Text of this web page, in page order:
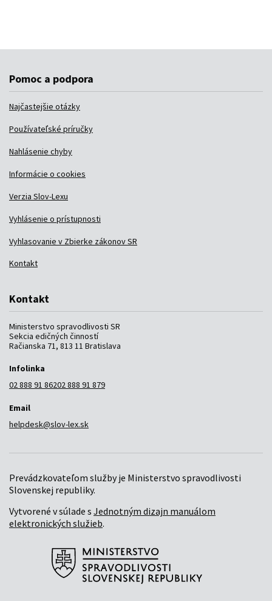
Pomoc a podpora
Najčastejšie otázky
Používateľské príručky
Nahlásenie chyby
Informácie o cookies
Verzia Slov-Lexu
Vyhlásenie o prístupnosti
Vyhlasovanie v Zbierke zákonov SR
Kontakt
Kontakt
Ministerstvo spravodlivosti SR
Sekcia edičných činností
Račianska 71, 813 11 Bratislava
Infolinka
02 888 91 86202 888 91 879
Email
helpdesk@slov-lex.sk
Prevádzkovateľom služby je Ministerstvo spravodlivosti
Slovenskej republiky.
Vytvorené v súlade s Jednotným dizajn manuálom
elektronických služieb.